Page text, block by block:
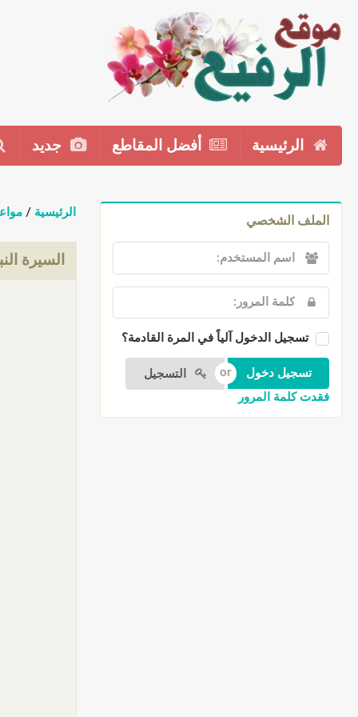
الرئيسية أفضل المقاطع جديد
الملف الشخصي
تسجيل الدخول آلياً في المرة القادمة؟
التسجيل
فقدت كلمة المرور
الرئيسية /
السيرة